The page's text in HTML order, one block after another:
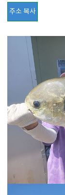
주소 복사